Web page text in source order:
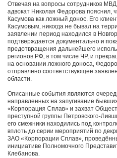
Отвечая на вопросы сотрудников
адвокат Николая Федорова пояснил,
Касумова как ложный донос. Его
Касумовым, никогда не бывал на
заявлении период находился в
подтверждается документально и
предотвращения дальнейшего
регионов РФ, в том числе ЧР, и
на основании ложного доноса,
отправлено соответствующее
области.
Описанные события являются
направленных на запугивание
«Корпорация Сплав» и захват
преступной группы Петровского-
его смежники находились под
вплоть до серии мероприятий по
ЗАО «Корпорации Сплав»,
инициативе Полномочного
Клебанова.